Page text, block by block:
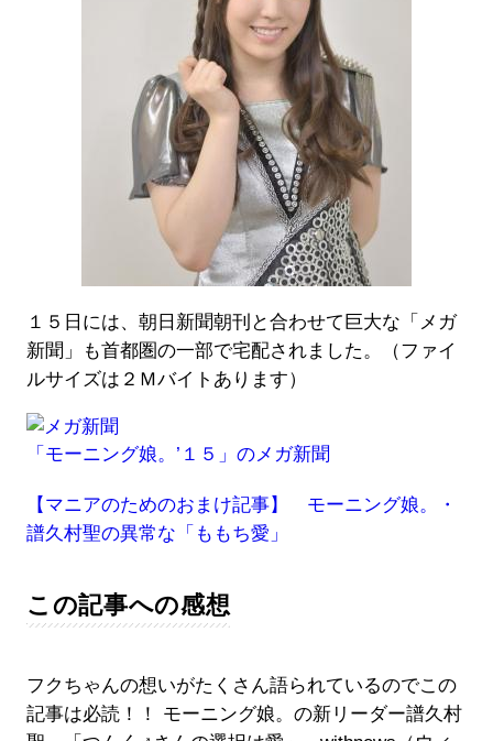
１５日には、朝日新聞朝刊と合わせて巨大な「メガ
新聞」も首都圏の一部で宅配されました。（ファイ
ルサイズは２Ｍバイトあります）
「モーニング娘。’１５」のメガ新聞
【マニアのためのおまけ記事】 モーニング娘。・
譜久村聖の異常な「ももち愛」
この記事への感想
フクちゃんの想いがたくさん語られているのでこの
記事は必読！！ モーニング娘。の新リーダー譜久村